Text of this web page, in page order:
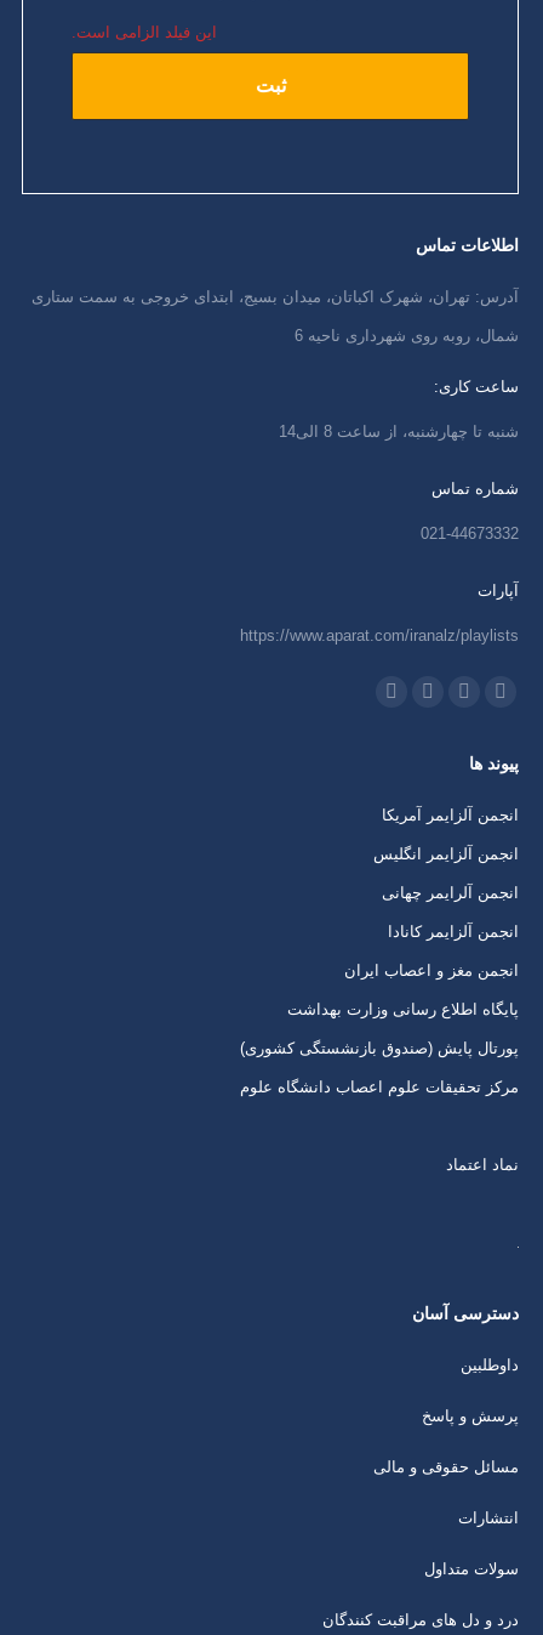
این فیلد الزامی است.
اطلاعات تماس
آدرس: تهران، شهرک اکباتان، میدان بسیج، ابتدای خروجی به سمت ستاری
شمال، روبه روی شهرداری ناحیه 6
ساعت کاری:
شنبه تا چهارشنبه، از ساعت 8 الی14
شماره تماس
021-44673332
آپارات
https://www.aparat.com/iranalz/playlists
ما را دنبال کنید در:
کردن
پنجره
جدید
پنجره
جدید
پنجره
جدید
پنجره
جدید
پیوند ها
انجمن آلزایمر آمریکا
انجمن آلزایمر انگلیس
انجمن آلرایمر چهانی
انجمن آلزایمر کانادا
انجمن مغز و اعصاب ایران
پایگاه اطلاع رسانی وزارت بهداشت
پورتال پایش (صندوق بازنشستگی کشوری)
مرکز تحقیقات علوم اعصاب دانشگاه علوم
نماد اعتماد
دسترسی آسان
داوطلبین
پرسش و پاسخ
مسائل حقوقی و مالی
انتشارات
سولات متداول
درد و دل های مراقبت کنندگان